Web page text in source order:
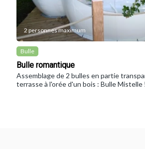
2 personnes maximum
Bulle
Bulle romantique
Assemblage de 2 bulles en partie
terrasse à l'orée d'un bois : Bulle